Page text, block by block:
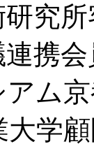
究
連携
ム
学